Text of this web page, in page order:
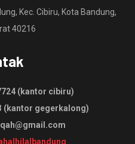
Kec. Cibiru, Kota Bandung,
40216
(kantor cibiru)
(kantor gegerkalong)